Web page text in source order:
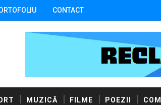
CONTACT
MUZICĂ FILME POEZII